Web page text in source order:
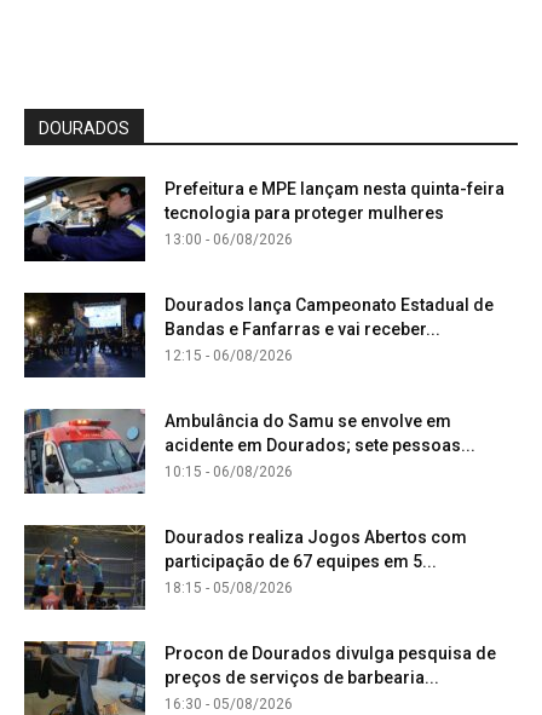
DOURADOS
Prefeitura e MPE lançam nesta quinta-feira
tecnologia para proteger mulheres
13:00 - 06/08/2026
Dourados lança Campeonato Estadual de
Bandas e Fanfarras e vai receber...
12:15 - 06/08/2026
Ambulância do Samu se envolve em
acidente em Dourados; sete pessoas...
10:15 - 06/08/2026
Dourados realiza Jogos Abertos com
participação de 67 equipes em 5...
18:15 - 05/08/2026
Procon de Dourados divulga pesquisa de
preços de serviços de barbearia...
16:30 - 05/08/2026